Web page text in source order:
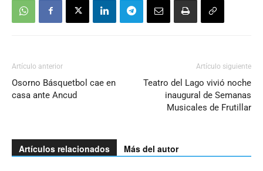
Artículo anterior
Osorno Básquetbol cae en
casa ante Ancud
Artículo siguiente
Teatro del Lago vivió noche
inaugural de Semanas
Musicales de Frutillar
Artículos relacionados Más del autor